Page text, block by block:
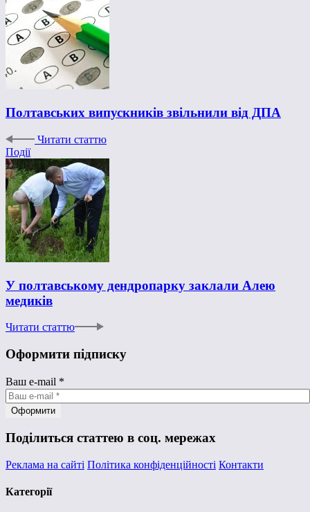
Полтавських випускників звільнили від ДПА
Читати статтю
Події
У полтавському дендропарку заклали Алею
медиків
Читати статтю
Оформити підписку
Ваш e-mail *
Поділиться статтею в соц. мережах
Реклама на сайті Політика конфіденційності Контакти
Категорії